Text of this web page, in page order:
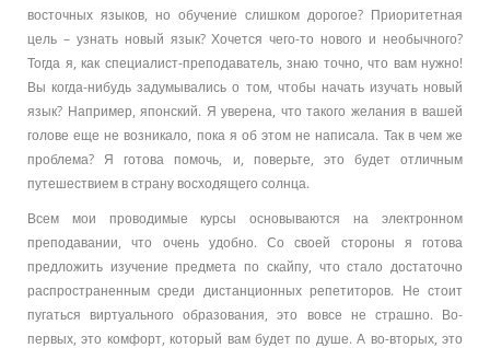
восточных языков, но обучение слишком дорогое? Приоритетная
цель – узнать новый язык? Хочется чего-то нового и необычного?
Тогда я, как специалист-преподаватель, знаю точно, что вам нужно!
Вы когда-нибудь задумывались о том, чтобы начать изучать новый
язык? Например, японский. Я уверена, что такого желания в вашей
голове еще не возникало, пока я об этом не написала. Так в чем же
проблема? Я готова помочь, и, поверьте, это будет отличным
путешествием в страну восходящего солнца.
Всем мои проводимые курсы основываются на электронном
преподавании, что очень удобно. Со своей стороны я готова
предложить изучение предмета по скайпу, что стало достаточно
распространенным среди дистанционных репетиторов. Не стоит
пугаться виртуального образования, это вовсе не страшно. Во-
первых, это комфорт, который вам будет по душе. А во-вторых, это